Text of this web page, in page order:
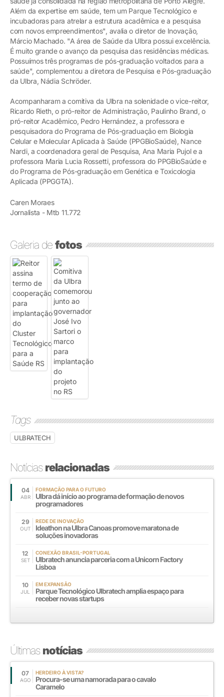
Além da expertise em saúde, tem um Parque Tecnológico e
incubadoras para atrelar a estrutura acadêmica e a pesquisa
com novos empreendimentos", avalia o diretor de Inovação,
Márcio Machado. "A área de Saúde da Ulbra possui excelência.
É muito grande o avanço da pesquisa das residências médicas.
Possuímos três programas de pós-graduação voltados para a
saúde", complementou a diretora de Pesquisa e Pós-graduação
da Ulbra, Nádia Schröder.
Acompanharam a comitiva da Ulbra na solenidade o vice-reitor,
Ricardo Rieth, o pró-reitor de Administração, Paulinho Brand, o
pró-reitor Acadêmico, Pedro Hernández, a professora e
pesquisadora do Programa de Pós-graduação em Biologia
Celular e Molecular Aplicada à Saúde (PPGBioSaúde), Nance
Nardi, a coordenadora geral de Pesquisa, Ana Maria Pujol e a
professora Maria Lucia Rossetti, professora do PPGBioSaúde e
do Programa de Pós-graduação em Genética e Toxicologia
Aplicada (PPGGTA).
Caren Moraes
Jornalista - Mtb 11.772
Galeria defotos
Tags
ULBRATECH
Notíciasrelacionadas
04
ABR
FORMAÇÃO PARA O FUTURO
Ulbra dá início ao programa de formação de novos
programadores
29
OUT
REDE DE INOVAÇÃO
Ideathon na Ulbra Canoas promove maratona de
soluções inovadoras
12
SET
CONEXÃO BRASIL-PORTUGAL
Ulbratech anuncia parceria com a Unicorn Factory
Lisboa
10
JUL
EM EXPANSÃO
Parque Tecnológico Ulbratech amplia espaço para
receber novas startups
Últimasnotícias
07
AGO
HERDEIRO À VISTA?
Procura-se uma namorada para o cavalo
Caramelo